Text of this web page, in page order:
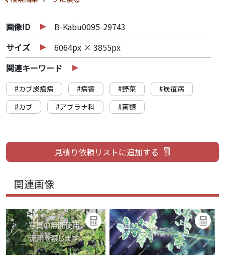
画像ID
B-Kabu0095-29743
サイズ
6064px × 3855px
関連キーワード
#カブ炭疽病 #病害 #野菜
#炭疽病
#カブ
#アブラナ科 #菌類
関連画像